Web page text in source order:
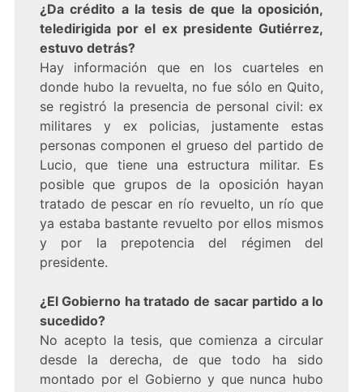
¿Da crédito a la tesis de que la oposición,
teledirigida por el ex presidente Gutiérrez,
estuvo detrás?
Hay información que en los cuarteles en
donde hubo la revuelta, no fue sólo en Quito,
se registró la presencia de personal civil: ex
militares y ex policias, justamente estas
personas componen el grueso del partido de
Lucio, que tiene una estructura militar. Es
posible que grupos de la oposición hayan
tratado de pescar en río revuelto, un río que
ya estaba bastante revuelto por ellos mismos
y por la prepotencia del régimen del
presidente.
¿El Gobierno ha tratado de sacar partido a lo
sucedido?
No acepto la tesis, que comienza a circular
desde la derecha, de que todo ha sido
montado por el Gobierno y que nunca hubo